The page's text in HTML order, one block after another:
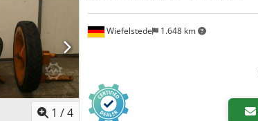
1 /4
Wiefelstede 1.648 km